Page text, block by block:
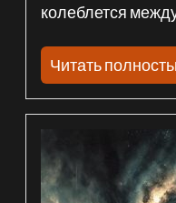
колеблется
Читать